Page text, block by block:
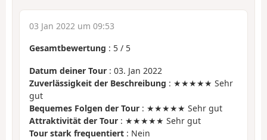
03 Jan 2022 um 09:53
Gesamtbewertung : 5 / 5
Datum deiner Tour : 03. Jan 2022
Zuverlässigkeit der Beschreibung : ★★★★★ Sehr
gut
Bequemes Folgen der Tour : ★★★★★ Sehr gut
Attraktivität der Tour : ★★★★★ Sehr gut
Tour stark frequentiert : Nein